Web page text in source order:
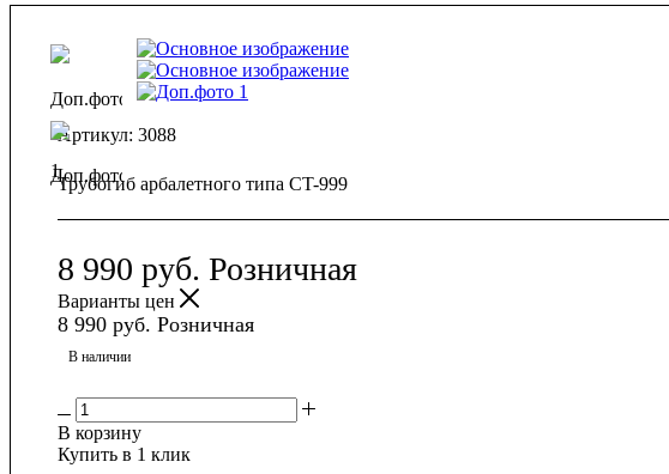
Артикул: 3088
Трубогиб арбалетного типа CT-999
8 990 руб. Розничная
Варианты цен
8 990 руб. Розничная
В наличии
В корзину
Купить в 1 клик